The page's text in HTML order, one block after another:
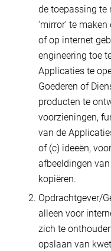
de toepassing te
‘mirror’ te
of op internet
engineering toe
Applicaties te
Goederen of
producten te
voorzieningen,
van de
of (c) ideeën,
afbeeldingen
kopiëren.
Opdrachtgever/
alleen voor
zich te
opslaan van